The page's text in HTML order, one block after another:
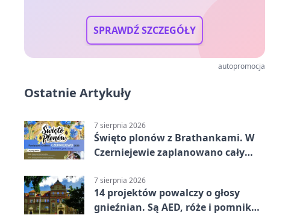
SPRAWDŹ SZCZEGÓŁY
autopromocja
Ostatnie Artykuły
7 sierpnia 2026
Święto plonów z Brathankami. W
Czerniejewie zaplanowano cały
7 sierpnia 2026
14 projektów powalczy o głosy
gnieźnian. Są AED, róże i pomnik